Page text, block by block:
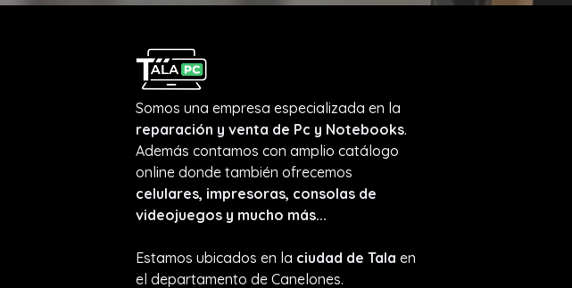
Somos una empresa especializada en la
reparación y venta de Pc y Notebooks.
Además contamos con amplio catálogo
online donde también ofrecemos
celulares, impresoras, consolas de
videojuegos y mucho más...
Estamos ubicados en la ciudad de Tala en
el departamento de Canelones.